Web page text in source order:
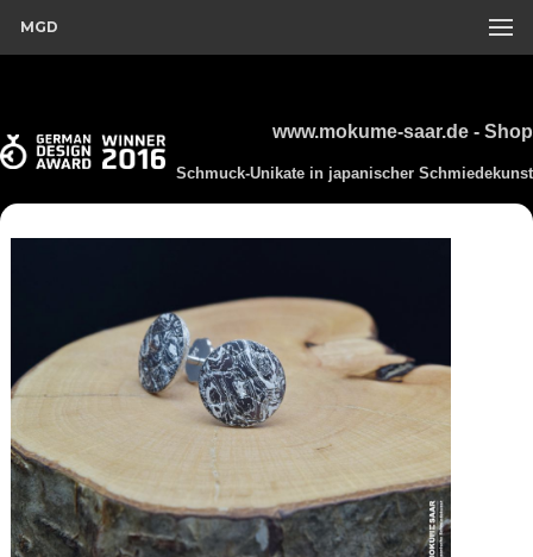
MGD
www.mokume-saar.de - Shop
Schmuck-Unikate in japanischer Schmiedekunst